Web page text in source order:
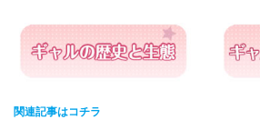
関連記事はコチラ